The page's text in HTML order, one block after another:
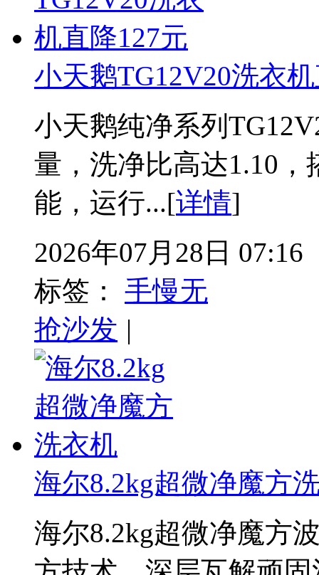
小天鹅TG12V20洗衣
小天鹅纯净系列
量，洗净比高达1.10
能，运行...[详情]
2026年07月28日 07:16
标签：
手慢无
抢沙发 |
海尔8.2kg超微净魔方
海尔8.2kg超微净魔方